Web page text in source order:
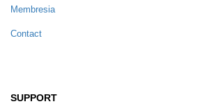
Membresia
Contact
SUPPORT